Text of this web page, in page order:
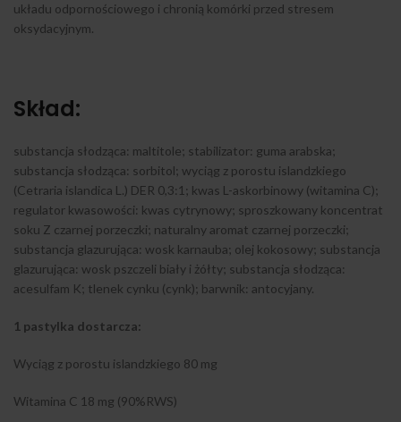
układu odpornościowego i chronią komórki przed stresem
oksydacyjnym.
Skład:
substancja słodząca: maltitole; stabilizator: guma arabska;
substancja słodząca: sorbitol; wyciąg z porostu islandzkiego
(Cetraria islandica L.) DER 0,3:1; kwas L-askorbinowy (witamina C);
regulator kwasowości: kwas cytrynowy; sproszkowany koncentrat
soku Z czarnej porzeczki; naturalny aromat czarnej porzeczki;
substancja glazurująca: wosk karnauba; olej kokosowy; substancja
glazurująca: wosk pszczeli biały i żółty; substancja słodząca:
acesulfam K; tlenek cynku (cynk); barwnik: antocyjany.
1 pastylka dostarcza:
Wyciąg z porostu islandzkiego 80 mg
Witamina C 18 mg (90%RWS)